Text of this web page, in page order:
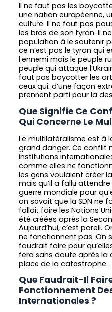
Il ne faut pas les
une nation européenne,
culture. Il ne faut pas
les bras de son tyran. Il
population à le soutenir
ce n’est pas le tyran qui
l’ennemi mais le peuple
peuple qui attaque
faut pas boycotter les
ceux qui, d’une façon
prennent parti pour la
Que Signifie Ce
Qui Concerne Le
Le multilatéralisme est à
grand danger. Ce conflit
institutions
comme elles ne
les gens voulaient créer
mais qu’il a fallu
guerre mondiale pour
on savait que la SDN ne
fallait faire les Nations
été créées après la
Aujourd’hui, c’est pareil.
ne fonctionnent pas. On
faudrait faire pour
fera sans doute après la
place de la catastrophe.
Que Faudrait-Il
Fonctionnement
Internationales ?